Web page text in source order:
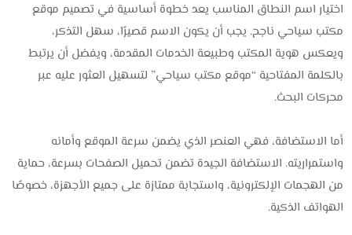
اختيار اسم النطاق المناسب يعد خطوة أساسية في تصميم موقع
مكتب سياحي ناجح. يجب أن يكون الاسم قصيرًا، سهل التذكر،
ويعكس هوية المكتب وطبيعة الخدمات المقدمة، ويفضل أن يرتبط
بالكلمة المفتاحية “موقع مكتب سياحي” لتسهيل العثور عليه عبر
محركات البحث.
أما الاستضافة، فهي العنصر الذي يضمن سرعة الموقع وأمانه
واستمراريته. الاستضافة الجيدة تضمن تحميل الصفحات بسرعة، حماية
من الهجمات الإلكترونية، واستجابة ممتازة على جميع الأجهزة، خصوصًا
الهواتف الذكية.